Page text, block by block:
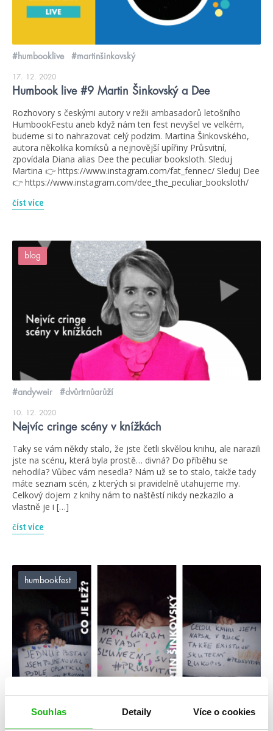
Souhlas Detaily Více o cookies
#humbooklive #martinšinkovský
17. 12. 2020
Humbook live #9 Martin Šinkovský a Dee
Rozhovory s českými autory v režii ambasadorů letošního
HumbookFestu aneb když nám ten fest nevyšel ve velkém,
budeme si to nahrazovat celý podzim. Martina Šinkovského,
autora několika komiksů a nejnovější upířiny Průsvitní,
zpovídala Diana alias Dee the peculiar booksloth. Sleduj
Martina 👉 https://www.instagram.com/fat_fennec/ Sleduj Dee
👉 https://www.instagram.com/dee_the_peculiar_booksloth/
číst více
blog
#andyweir #dvůrtrnůarůží
10. 12. 2020
Nejvíc cringe scény v knížkách
Taky se vám někdy stalo, že jste četli skvělou knihu, ale narazili
jste na scénu, která byla prostě… divná? Do příběhu se
nehodila? Vůbec vám nesedla? Nám už se to stalo, takže tady
máte seznam scén, z kterých si pravidelně utahujeme my.
Celkový dojem z knihy nám to naštěstí nikdy nezkazilo a
vlastně je i […]
číst více
humbookfest
#2pravdy1lež #humbookfest